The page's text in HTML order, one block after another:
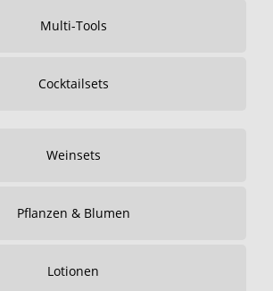
Multi-Tools
Cocktailsets
Weinsets
Pflanzen & Blumen
Lotionen